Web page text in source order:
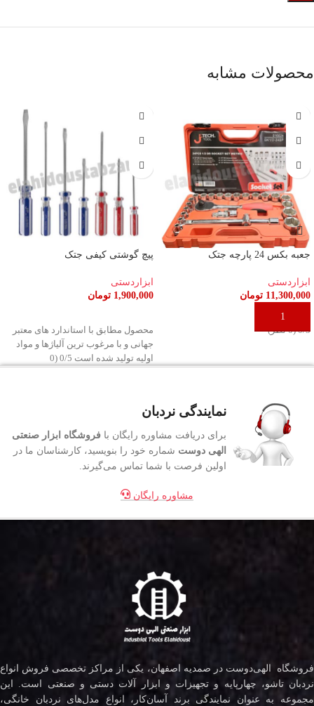
محصولات مشابه
جعبه بکس 24 پارچه جتک
ابزاردستی
11,300,000 تومان
افزودن به سبد خرید
‫0/5 ‫(0 نظر)
پیچ گوشتی کیفی جتک
ابزاردستی
1,900,000 تومان
محصول مطابق با استاندارد های معتبر
جهانی و با مرغوب ترین آلیاژها و مواد
اولیه تولید شده است ‫0/5 ‫(0
نمایندگی نردبان
برای دریافت مشاوره رایگان با فروشگاه ابزار صنعتی
الهی دوست شماره خود را بنویسید، کارشناسان ما در
اولین فرصت با شما تماس می‌گیرند.
مشاوره رایگان
فروشگاه الهی‌دوست در صمدیه اصفهان، یکی از مراکز تخصصی فروش انواع
نردبان تاشو، چهارپایه و تجهیزات و ابزار آلات دستی و صنعتی است. این
مجموعه به عنوان نمایندگی برند آسان‌کار، انواع مدل‌های نردبان خانگی،